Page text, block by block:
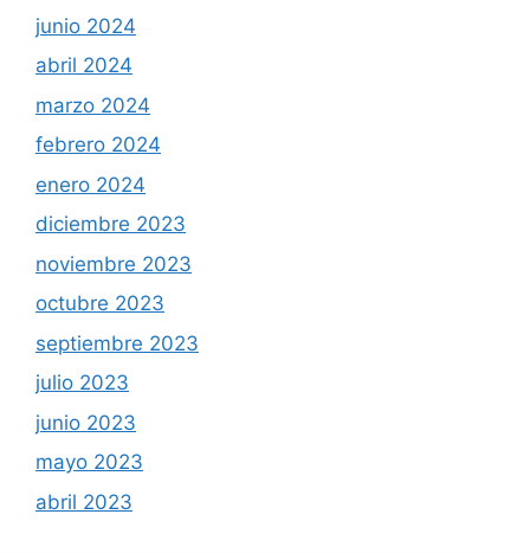
junio 2024
abril 2024
marzo 2024
febrero 2024
enero 2024
diciembre 2023
noviembre 2023
octubre 2023
septiembre 2023
julio 2023
junio 2023
mayo 2023
abril 2023